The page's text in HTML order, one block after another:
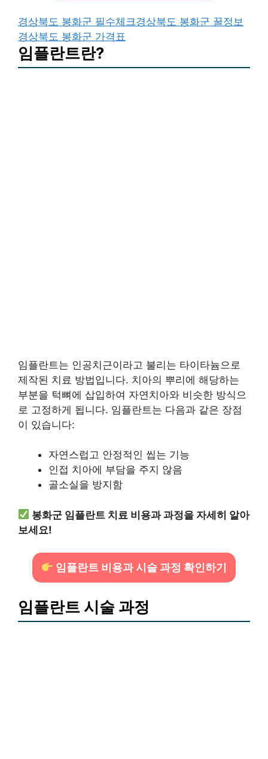
경상북도 봉화군 필수체크경상북도 봉화군 꿀정보
경상북도 봉화군 가격표
임플란트란?
임플란트는 인공치근이라고 불리는 타이타늄으로
제작된 치료 방법입니다. 치아의 뿌리에 해당하는
부분을 턱뼈에 삽입하여 자연치아와 비슷한 방식으
로 고정하게 됩니다. 임플란트는 다음과 같은 장점
이 있습니다:
자연스럽고 안정적인 씹는 기능
인접 치아에 부담을 주지 않음
골소실을 방지함
봉화군 임플란트 치료 비용과 과정을 자세히 알아
보세요!
임플란트 비용과 시술 과정 확인하기
임플란트 시술 과정